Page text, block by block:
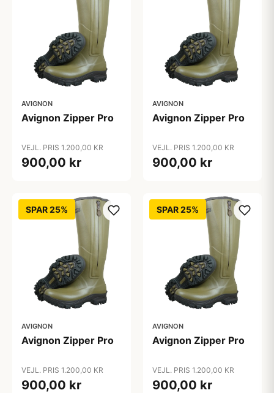
AVIGNON
Avignon Zipper Pro
VEJL. PRIS 1.200,00 KR
900,00 kr
AVIGNON
Avignon Zipper Pro
VEJL. PRIS 1.200,00 KR
900,00 kr
SPAR 25%
AVIGNON
Avignon Zipper Pro
VEJL. PRIS 1.200,00 KR
900,00 kr
SPAR 25%
AVIGNON
Avignon Zipper Pro
VEJL. PRIS 1.200,00 KR
900,00 kr